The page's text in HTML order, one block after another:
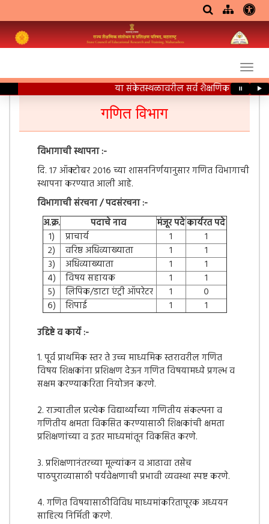
या संकेतस्थळावरील सर्व शैक्षणिक साहित्य
⏸ ▶
गणित विभाग
विभागाची स्थापना :-
दि. १७ ऑक्टोबर २०१६ च्या शासननिर्णयानुसार गणित विभागाची
स्थापना करण्यात आली आहे.
विभागाची संरचना / पदसंरचना :-
अ.क्र.
पदाचे नाव मंजूर पदेकार्यरत पदे
१)
प्राचार्य १
१
२)
वरिष्ठ अधिव्याख्याता १
१
३)
अधिव्याख्याता १
१
४)
विषय सहायक १
१
५)
लिपिक/डाटा एंट्री ऑपरेटर १
०
६)
शिपाई १
१
उद्दिष्टे व कार्ये :-
1. पूर्व प्राथमिक स्तर ते उच्च माध्यमिक स्तरावरील गणित
विषय शिक्षकांना प्रशिक्षण देऊन गणित विषयामध्ये प्रगल्भ व
सक्षम करण्याकरिता नियोजन करणे.
2. राज्यातील प्रत्येक विद्यार्थ्यांच्या गणितीय संकल्पना व
गणितीय क्षमता विकसित करण्यासाठी शिक्षकांची क्षमता
प्रशिक्षणांच्या व इतर माध्यमांतून विकसित करणे.
3. प्रशिक्षणानंतरच्या मूल्यांकन व आढावा तसेच
पाठपुराव्यासाठी पर्यवेक्षणाची प्रभावी व्यवस्था स्पष्ट करणे.
4. गणित विषयासाठीविविध माध्यमांकरितापूरक अध्ययन
साहित्य निर्मिती करणे.